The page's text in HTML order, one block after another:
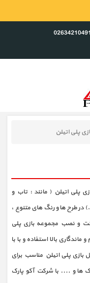
02634210491
پلی اتیلن
پلی اتیلن ( مانند : تاب و
در طرح ها و رنگ های متنوع ،
و نصب مجموعه بازی پلی
بالا استفاده و با با
پلی اتیلن مناسب برای
ها و .... با شرکت آکو پارک